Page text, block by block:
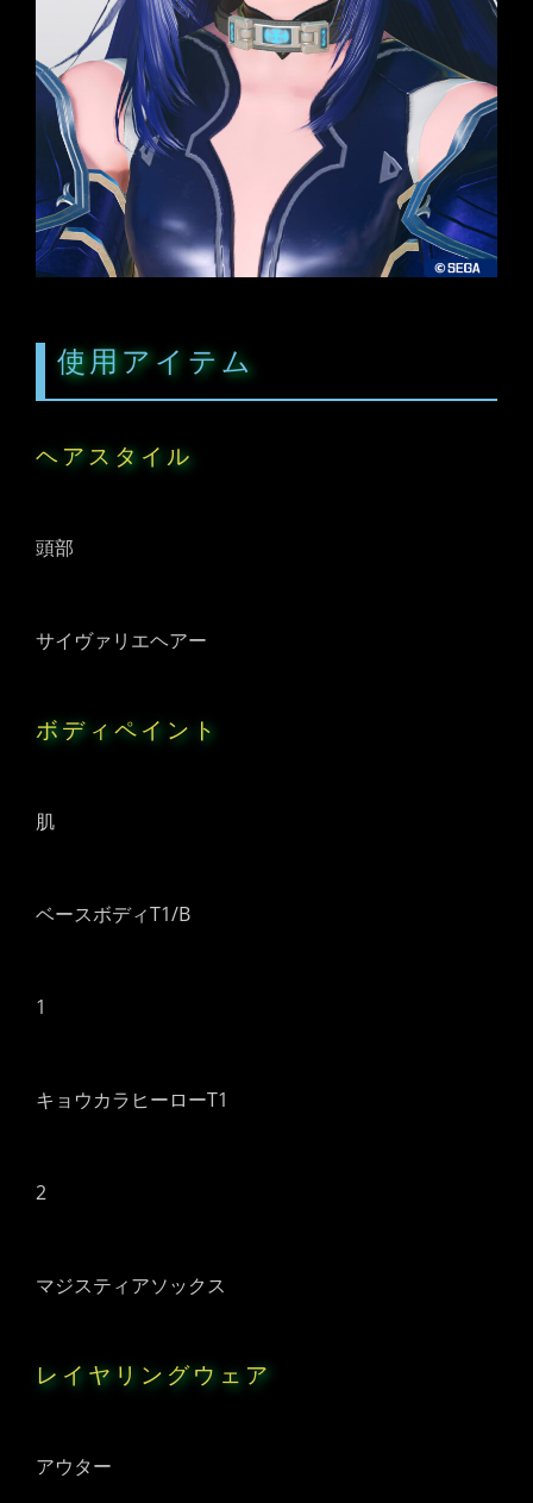
使用アイテム
ヘアスタイル
頭部
サイヴァリエヘアー
ボディペイント
肌
ベースボディT1/B
1
キョウカラヒーローT1
2
マジスティアソックス
レイヤリングウェア
アウター